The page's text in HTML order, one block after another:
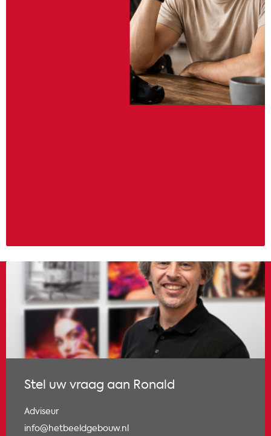
Stel uw vraag aan Ronald
Adviseur
info@hetbeeldgebouw.nl